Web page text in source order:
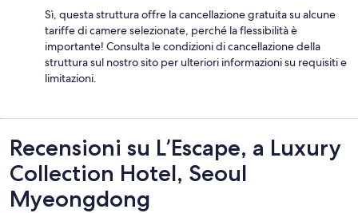
Sì, questa struttura offre la cancellazione gratuita su alcune
tariffe di camere selezionate, perché la flessibilità è
importante! Consulta le condizioni di cancellazione della
struttura sul nostro sito per ulteriori informazioni su requisiti e
limitazioni.
Recensioni
Recensioni su L’Escape, a Luxury
Collection Hotel, Seoul
Myeongdong